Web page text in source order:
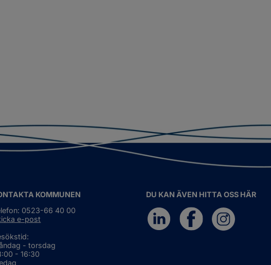
KOMMUNEN
0523-66 40 00
e-post
- torsdag
- 16:30
DU KAN ÄVEN HITTA OSS HÄR